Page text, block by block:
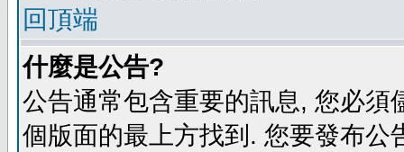
回頂端
什麼是公告?
公告通常包含重要的訊息, 您必
個版面的最上方找到. 您要發布